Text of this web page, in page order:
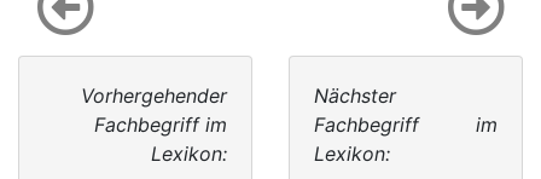
Vorhergehender
Fachbegriff im
Lexikon:
Nächster
Fachbegriff im
Lexikon: